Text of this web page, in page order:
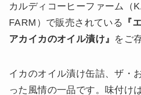
カルディコーヒーファーム（
FARM）で販売されている
『
アカイカのオイル漬け』 をご
イカのオイル漬け缶詰、ザ・
った風情の一品です。味付け